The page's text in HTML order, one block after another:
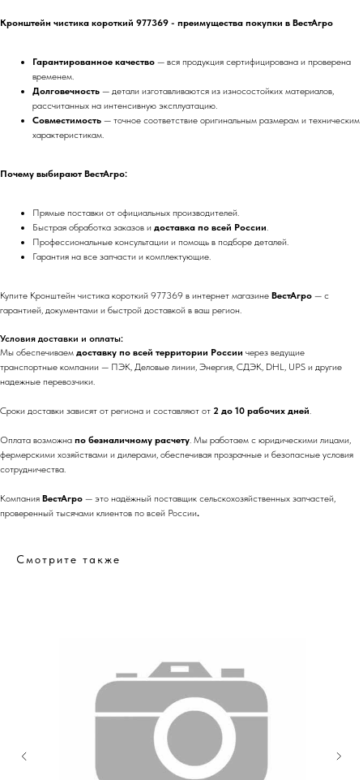
Кронштейн чистика короткий 977369 - преимущества покупки в ВестАгро
Гарантированное качество — вся продукция сертифицирована и проверена
временем.
Долговечность — детали изготавливаются из износостойких материалов,
рассчитанных на интенсивную эксплуатацию.
Совместимость — точное соответствие оригинальным размерам и техническим
характеристикам.
Почему выбирают ВестАгро:
Прямые поставки от официальных производителей.
Быстрая обработка заказов и доставка по всей России.
Профессиональные консультации и помощь в подборе деталей.
Гарантия на все запчасти и комплектующие.
Купите Кронштейн чистика короткий 977369 в интернет магазине ВестАгро — с
гарантией, документами и быстрой доставкой в ваш регион.
Условия доставки и оплаты:
Мы обеспечиваем доставку по всей территории России через ведущие
транспортные компании — ПЭК, Деловые линии, Энергия, СДЭК, DHL, UPS и другие
надежные перевозчики.
Сроки доставки зависят от региона и составляют от 2 до 10 рабочих дней.
Оплата возможна по безналичному расчету. Мы работаем с юридическими лицами,
фермерскими хозяйствами и дилерами, обеспечивая прозрачные и безопасные условия
сотрудничества.
Компания ВестАгро — это надёжный поставщик сельскохозяйственных запчастей,
проверенный тысячами клиентов по всей России.
Смотрите также